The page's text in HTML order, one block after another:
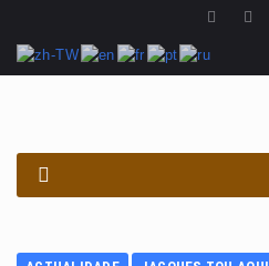
PROCURAR